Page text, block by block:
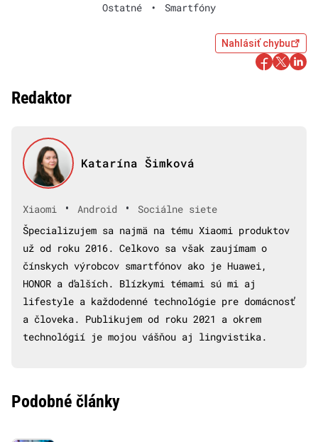
Ostatné • Smartfóny
Nahlásiť chybu
Redaktor
Katarína Šimková
Xiaomi • Android •
Sociálne siete
Špecializujem sa najmä na tému Xiaomi produktov
už od roku 2016. Celkovo sa však zaujímam o
čínskych výrobcov smartfónov ako je Huawei,
HONOR a ďalších. Blízkymi témami sú mi aj
lifestyle a každodenné technológie pre domácnosť
a človeka. Publikujem od roku 2021 a okrem
technológií je mojou vášňou aj lingvistika.
Podobné články